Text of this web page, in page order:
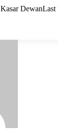
Kasar DewanLast